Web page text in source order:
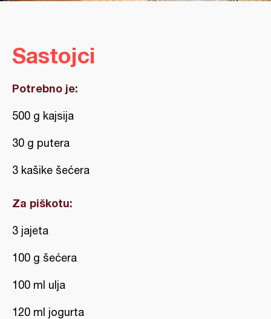
Sastojci
Potrebno je:
500 g kajsija
30 g putera
3 kašike šećera
Za piškotu:
3 jajeta
100 g šećera
100 ml ulja
120 ml jogurta